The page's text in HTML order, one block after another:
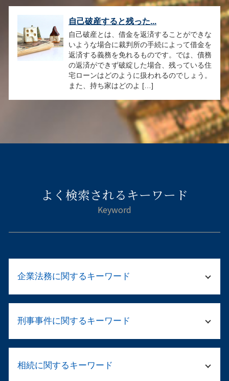
自己破産すると残った...
自己破産とは、借金を返済することができな
いような場合に裁判所の手続によって借金を
返済する義務を免れるものです。では、債務
の返済ができず破綻した場合、残っている住
宅ローンはどのように扱われるのでしょう。
また、持ち家はどのよ […]
よく検索されるキーワード
企業法務に関するキーワード
会社 顧問弁護士
弁護士 起業
企業法務 労務
刑事事件に関するキーワード
傷害罪 怪我の程度
相続に関するキーワード